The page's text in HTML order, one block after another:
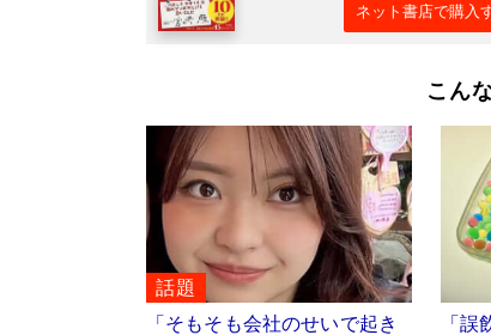
ネット書店で購入
こん
話題
「そもそも会社のせいで起き
「